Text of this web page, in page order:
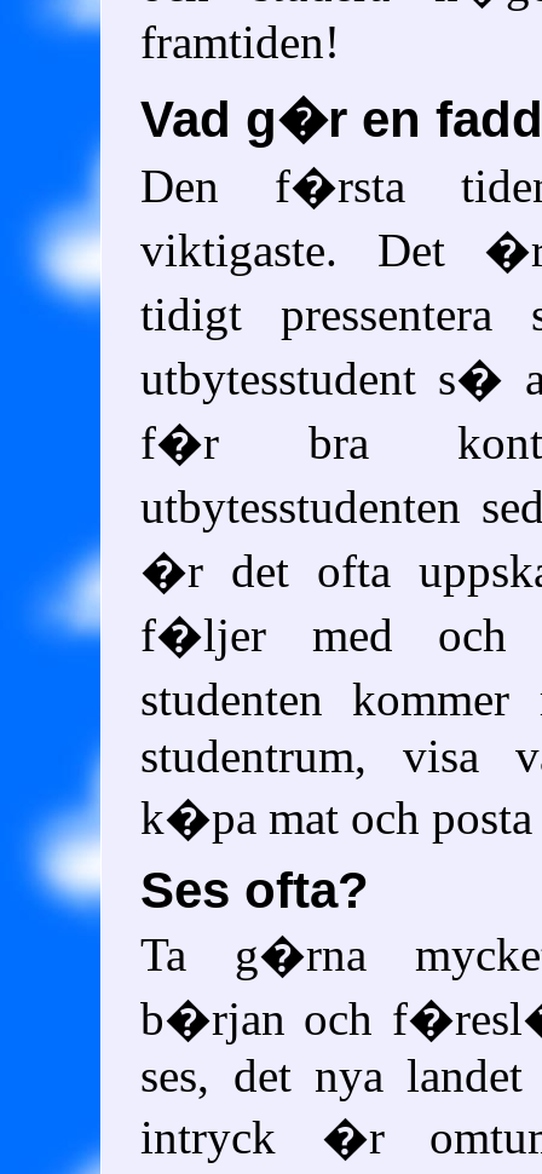
framtiden!
Vad g�r en
Den f�rsta
viktigaste. Det
tidigt
utbytesstudent s�
f�r bra
utbytesstudenten
�r det ofta
f�ljer med
studenten
studentrum, visa
k�pa mat och
Ses ofta?
Ta g�rna
b�rjan och
ses, det nya
intryck �r